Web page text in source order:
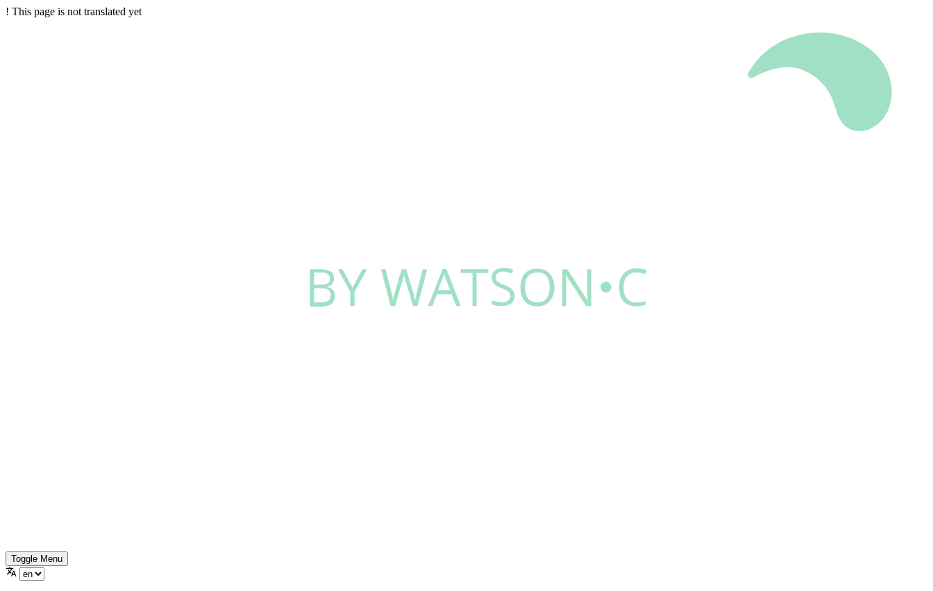
! This page is not translated yet
Toggle Menu